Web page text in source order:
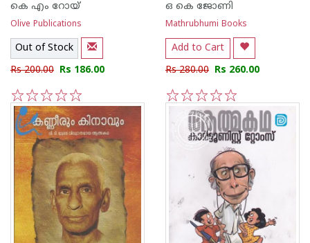
കെ എം റോയ്‌
Olive Publications
Out of Stock
Rs 200.00 Rs 186.00
5
4
3
2
1
ഒ കെ ജോണി
Mathrubhumi Books
Add to Cart
Rs 280.00 Rs 260.00
5
4
3
2
1